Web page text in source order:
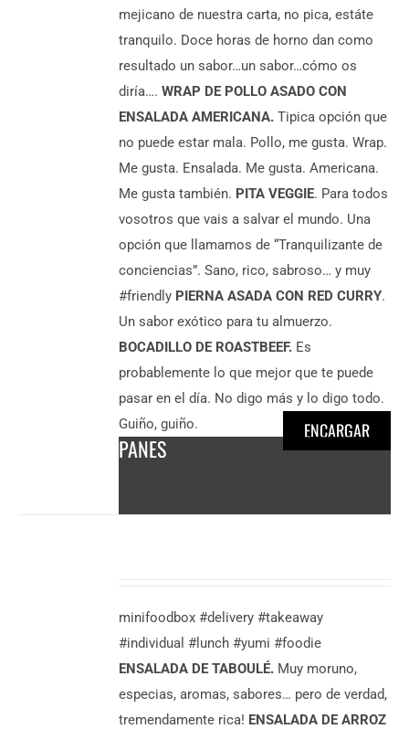
PANES
mejicano de nuestra carta, no pica, estáte
tranquilo. Doce horas de horno dan como
resultado un sabor…un sabor…cómo os
diría….WRAP DE POLLO ASADO CON
ENSALADA AMERICANA. Tipica opción que
no puede estar mala. Pollo, me gusta. Wrap.
Me gusta. Ensalada. Me gusta. Americana.
Me gusta también. PITA VEGGIE. Para todos
vosotros que vais a salvar el mundo. Una
opción que llamamos de “Tranquilizante de
conciencias”. Sano, rico, sabroso… y muy
#friendly PIERNA ASADA CON RED CURRY.
Un sabor exótico para tu almuerzo.
BOCADILLO DE ROASTBEEF. Es
probablemente lo que mejor que te puede
pasar en el día. No digo más y lo digo todo.
Guiño, guiño.
ENCARGAR
minifoodbox #delivery #takeaway
#individual #lunch #yumi #foodie
ENSALADA DE TABOULÉ. Muy moruno,
especias, aromas, sabores… pero de verdad,
tremendamente rica! ENSALADA DE ARROZ